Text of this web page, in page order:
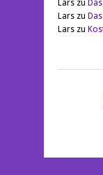
Larszu
Larszu
Larszu